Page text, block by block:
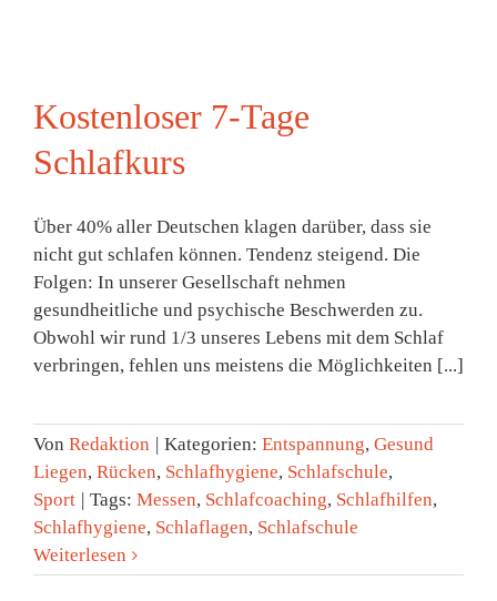
Kostenloser 7-Tage
Schlafkurs
Über 40% aller Deutschen klagen darüber, dass sie
nicht gut schlafen können. Tendenz steigend. Die
Folgen: In unserer Gesellschaft nehmen
gesundheitliche und psychische Beschwerden zu.
Obwohl wir rund 1/3 unseres Lebens mit dem Schlaf
verbringen, fehlen uns meistens die Möglichkeiten [...]
Von Redaktion | Kategorien: Entspannung, Gesund
Liegen, Rücken, Schlafhygiene, Schlafschule,
Sport | Tags: Messen, Schlafcoaching, Schlafhilfen,
Schlafhygiene, Schlaflagen, Schlafschule
Weiterlesen